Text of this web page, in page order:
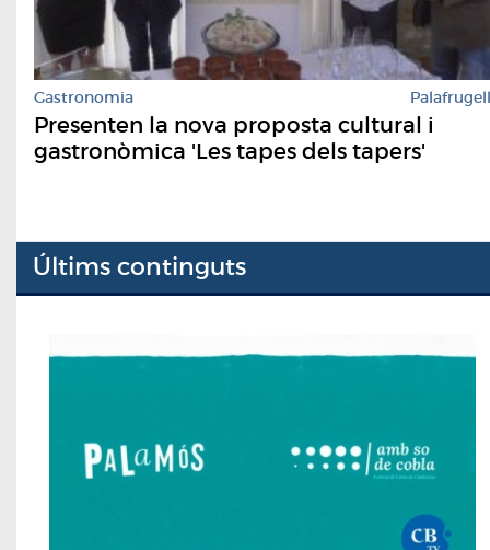
Gastronomia Palafrugell
Presenten la nova proposta cultural i
gastronòmica 'Les tapes dels tapers'
Últims continguts